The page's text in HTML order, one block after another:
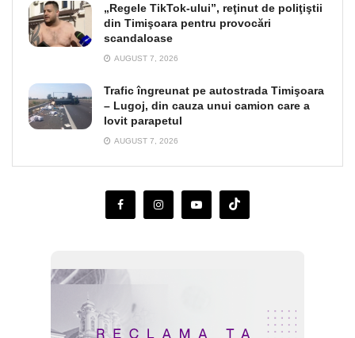
„Regele TikTok-ului”, reţinut de poliţiştii
din Timişoara pentru provocări
scandaloase
AUGUST 7, 2026
Trafic îngreunat pe autostrada Timişoara
– Lugoj, din cauza unui camion care a
lovit parapetul
AUGUST 7, 2026